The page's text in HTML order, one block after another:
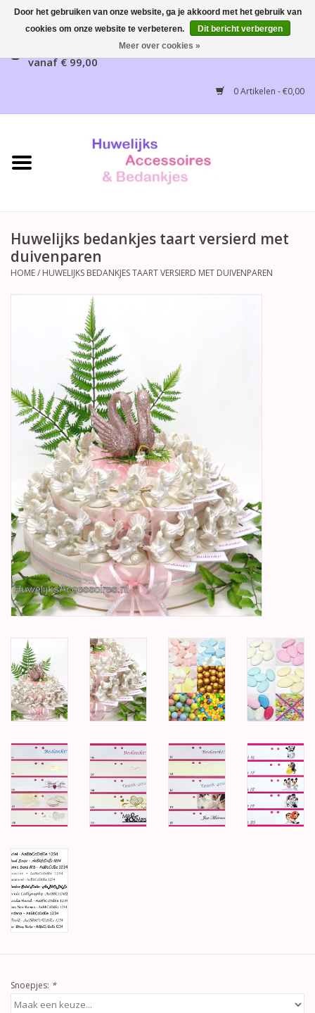
Gratis verzending mogelijk, NL vanaf € 65,00, België
vanaf € 99,00
0 Artikelen - €0,00
Home
Bruidsaccessoires
Huwelijksreceptie
Betty Boop Huwelijk
Jubileum
Geboorte, Doop en
Communie
SALE
Huwelijks bedankjes taart versierd met
duivenparen
HOME/ HUWELIJKS BEDANKJES TAART VERSIERD MET DUIVENPAREN
Snoepjes: *
Door het gebruiken van onze website, ga je akkoord met het gebruik van
cookies om onze website te verbeteren.
Dit bericht verbergen
Meer over cookies »